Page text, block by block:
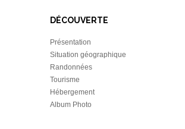
DÉCOUVERTE
Présentation
Situation géographique
Randonnées
Tourisme
Hébergement
Album Photo